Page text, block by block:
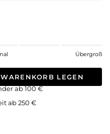
Übergroß
LEGEN
ab 100 €
ab 250 €